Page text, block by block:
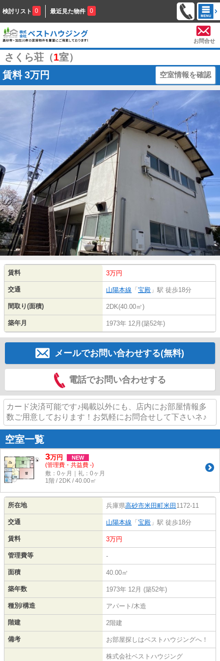
検討リスト 0 最近見た物件 0
お問合せ
さくら荘（1室）
賃料 3万円 空室情報を確認
賃料 3万円
交通 山陽本線 「 宝殿 」駅 徒歩18分
間取り(面積) 2DK(40.00㎡)
築年月 1973年 12月(築52年)
メールでお問い合わせする(無料)
電話でお問い合わせする
カード決済可能です♪掲載以外にも、店内にお部屋情報多
数ご用意しております！お気軽にお問合せして下さいネ♪
空室一覧
3万円 NEW
(管理費・共益費 -)
敷：0ヶ月｜礼：0ヶ月
1階 / 2DK / 40.00㎡
所在地 兵庫県高砂市米田町米田 1172-11
交通 山陽本線 「 宝殿 」駅 徒歩18分
賃料 3万円
管理費等 -
面積 40.00㎡
築年数 1973年 12月 (築52年)
種別/構造 アパート/木造
階建 2階建
備考 お部屋探しはベストハウジングへ！
株式会社ベストハウジング